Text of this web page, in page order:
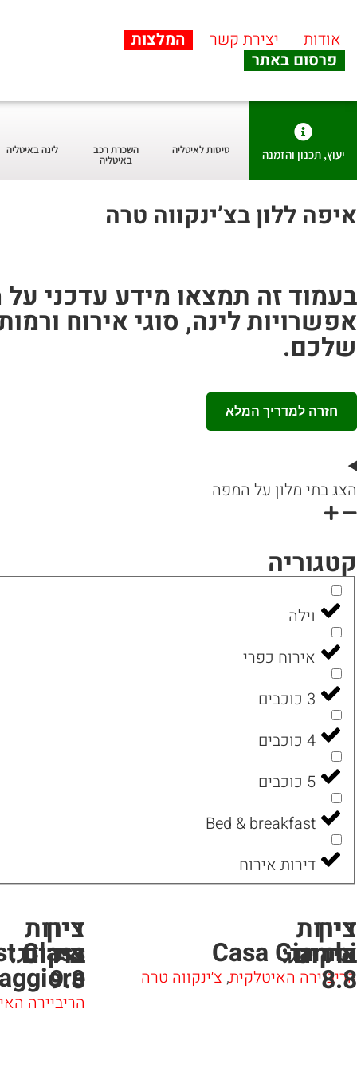
אודות יצירת קשר
המלצות
פרסום באתר
יעוץ, תכנון והזמנה טיסות לאיטליה השכרת רכב
באיטליה
לינה באיטליה
איפה ללון בצ’ינקווה טרה
אפשרויות לינה, סוגי אירוח
שלכם.
חזרה למדריך המלא
הצג בתי מלון על המפה
קטגוריה
וילה
אירוח כפרי
3 כוכבים
4 כוכבים
5 כוכבים
Bed & breakfast
דירות אירוח
ציון
בוקינג:
8.8
דירות
אירוח
Casa Giambi
הריביירה האיטלקית, צ׳ינקווה טרה
ציון
בוקינג:
9.8
דירות
אירוח
Class
הריביירה